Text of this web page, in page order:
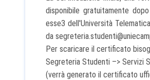
disponibile gratuitamente
esse3 dell'Università
da
Per scaricare il certificato
Segreteria Studenti –> Servizi
(verrà generato il certificato